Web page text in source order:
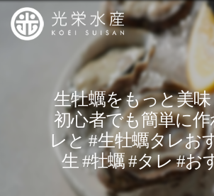
生牡蠣をもっと美
初心者でも簡単に
レと #生牡蠣タレお
生 #牡蠣 #タレ #お